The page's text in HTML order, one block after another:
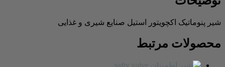
شیر پنوماتیک اکچویتور استیل صنایع شیری و غذایی
محصولات مرتبط